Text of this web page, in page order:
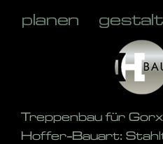
Treppenbau für
Hoffer-Bauart: